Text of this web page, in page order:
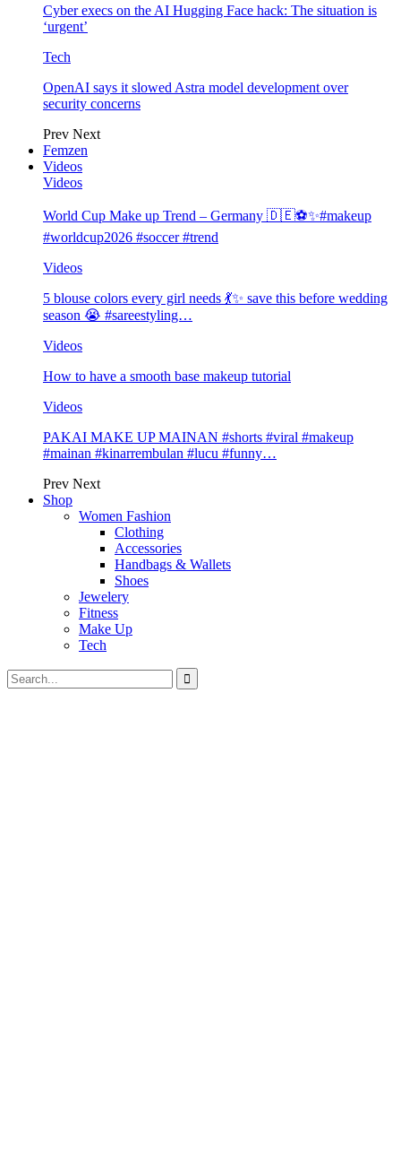
Cyber execs on the AI Hugging Face hack: The situation is
‘urgent’
Tech
OpenAI says it slowed Astra model development over
security concerns
Prev Next
Femzen
Videos
Videos
World Cup Make up Trend – Germany 🇩🇪⚽️✨#makeup
#worldcup2026 #soccer #trend
Videos
5 blouse colors every girl needs 💃✨ save this before wedding
season 😭 #sareestyling…
Videos
How to have a smooth base makeup tutorial
Videos
PAKAI MAKE UP MAINAN #shorts #viral #makeup
#mainan #kinarrembulan #lucu #funny…
Prev Next
Shop
Women Fashion
Clothing
Accessories
Handbags & Wallets
Shoes
Jewelery
Fitness
Make Up
Tech